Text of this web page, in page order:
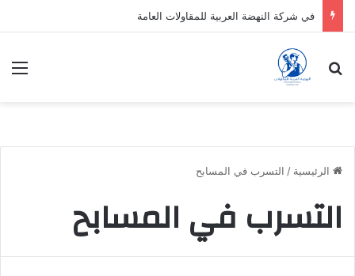
في شركة النهضة العربية للمقاولات العامة
بحث عن
الرئيسية / التسرب في المسابح
التسرب في المسابح